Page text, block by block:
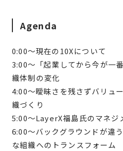
Agenda
0:00〜現在の10Xについて
3:00〜「起業してから今が一
織体制の変化
4:00〜曖昧さを残さずバリュ
織づくり
5:00〜LayerX福島氏のマネジ
6:00〜バックグラウンドが違
な組織へのトランスフォーム